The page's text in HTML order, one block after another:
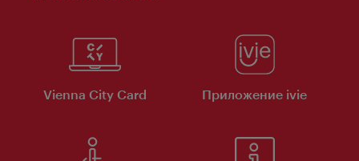
Vienna City Card Приложение ivie